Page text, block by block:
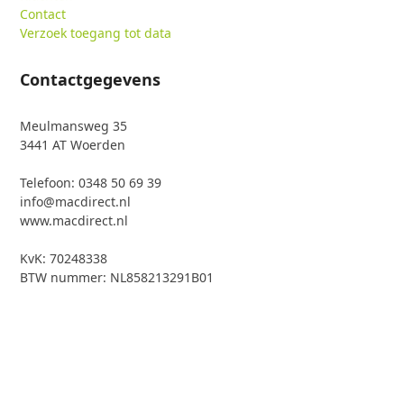
Contact
Verzoek toegang tot data
Contactgegevens
Meulmansweg 35
3441 AT Woerden
Telefoon: 0348 50 69 39
info@macdirect.nl
www.macdirect.nl
KvK: 70248338
BTW nummer: NL858213291B01